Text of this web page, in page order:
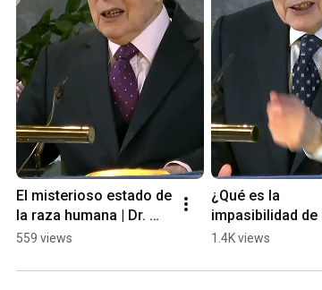
El misterioso estado de
la raza humana | Dr.
Peter Masters
559 views
¿Qué es la
impasibilidad de
Dr. Peter Masters
1.4K views